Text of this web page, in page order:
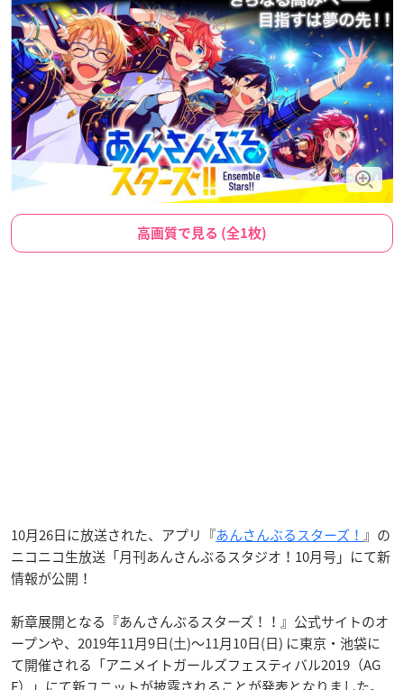
高画質で見る (全1枚)
10月26日に放送された、アプリ『あんさんぶるスターズ！ 』の
ニコニコ生放送「月刊あんさんぶるスタジオ！10月号」にて新
情報が公開！
新章展開となる『あんさんぶるスターズ！！』公式サイトのオ
ープンや、2019年11月9日(土)～11月10日(日) に東京・池袋に
て開催される「アニメイトガールズフェスティバル2019（AG
F）」にて新ユニットが披露されることが発表となりました。